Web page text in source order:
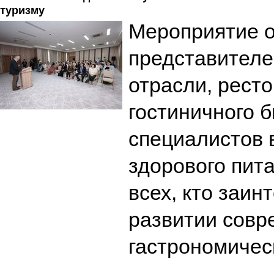
туризму
Мероприятие
отрасли,
гостиничного
специалистов
здорового
всех, кто
развитии